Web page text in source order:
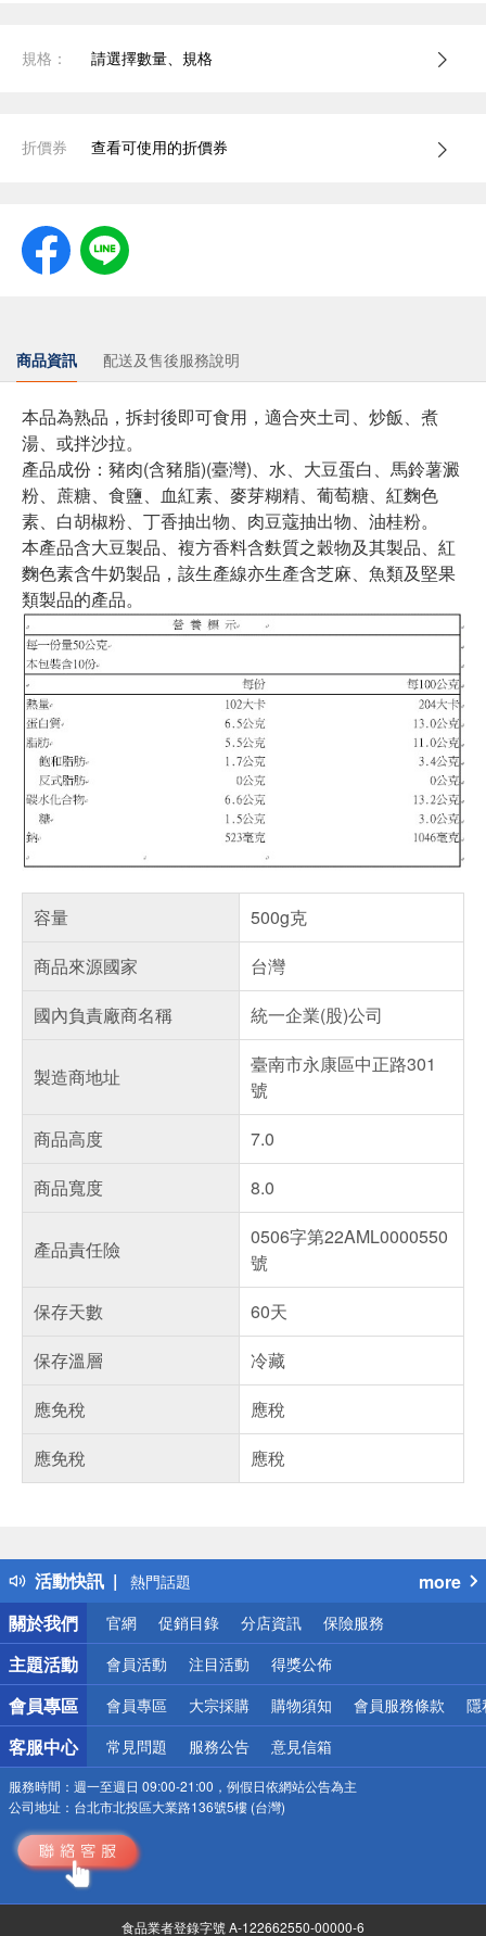
規格： 請選擇數量、規格
折價券 查看可使用的折價券
商品資訊 配送及售後服務說明
本品為熟品，拆封後即可食用，適合夾土司、炒飯、煮
湯、或拌沙拉。
產品成份：豬肉(含豬脂)(臺灣)、水、大豆蛋白、馬鈴薯澱
粉、蔗糖、食鹽、血紅素、麥芽糊精、葡萄糖、紅麴色
素、白胡椒粉、丁香抽出物、肉豆蔻抽出物、油桂粉。
本產品含大豆製品、複方香料含麩質之穀物及其製品、紅
麴色素含牛奶製品，該生產線亦生產含芝麻、魚類及堅果
類製品的產品。
容量
500g克
商品來源國家
台灣
國內負責廠商名稱
統一企業(股)公司
製造商地址
臺南市永康區中正路301
號
商品高度
7.0
商品寬度
8.0
產品責任險
0506字第22AML0000550
號
保存天數
60天
保存溫層
冷藏
應免稅
應稅
應免稅
應稅
活動快訊
得獎公告
熱門話題
銀行優惠
偏遠地區配送
詐騙網頁！請小心！
more
關於我們
官網 促銷目錄 分店資訊 保險服務
主題活動 會員活動 注目活動 得獎公佈
會員專區 會員專區 大宗採購 購物須知 會員服務條款 隱
客服中心 常見問題 服務公告 意見信箱
服務時間： 週一至週日 09:00-21:00，例假日依網站公告為主
公司地址： 台北市北投區大業路136號5樓 (台灣)
食品業者登錄字號 A-122662550-00000-6